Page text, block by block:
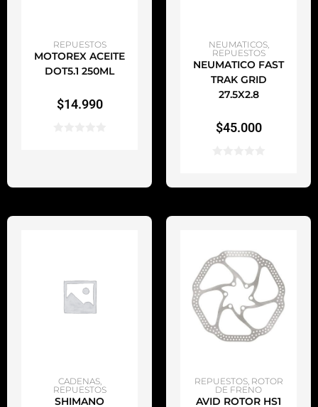
AÑADIR AL CARRITO
REPUESTOS
MOTOREX ACEITE
DOT5.1 250ML
$14.990
AÑADIR AL CARRITO
NEUMATICOS,
REPUESTOS
NEUMATICO FAST
TRAK GRID
27.5X2.8
$45.000
AÑADIR AL CARRITO
CADENAS,
REPUESTOS
SHIMANO
AÑADIR AL CARRITO
REPUESTOS, ROTOR
DE FRENO
AVID ROTOR HS1